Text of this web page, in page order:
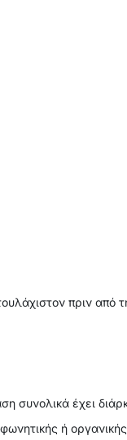
πριν από
συνολικά έχει
ή